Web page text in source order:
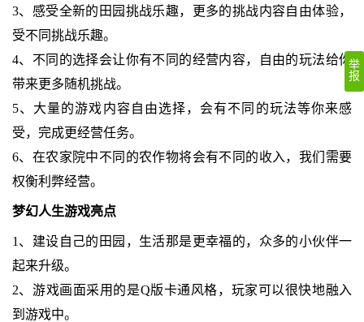
3、感受全新的田园挑战乐趣，更多的挑战内容自由体验，
受不同挑战乐趣。
4、不同的选择会让你有不同的经营内容，自由的玩法给你
带来更多随机挑战。
5、大量的游戏内容自由选择，会有不同的玩法等你来感
受，完成更经营任务。
6、在农家院中不同的农作物将会有不同的收入，我们需要
权衡利弊经营。
梦幻人生游戏亮点
1、建设自己的田园，生活那是更幸福的，众多的小伙伴一
起来升级。
2、游戏画面采用的是Q版卡通风格，玩家可以很快地融入
到游戏中。
举
报